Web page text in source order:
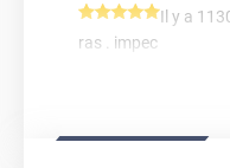
*****
Il y a
ras . impec
Très bon produit, je